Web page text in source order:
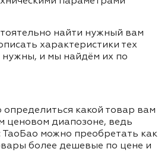
найти нужный вам
характеристики тех
и мы найдём их по
какой товар вам
ценовом диапозоне, ведь
ТаоБао можно преобретать как
более дешевые по цене и